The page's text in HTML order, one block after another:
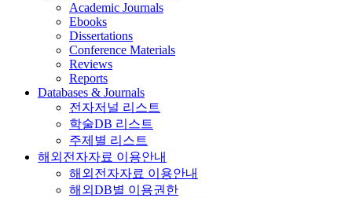
Academic Journals
Ebooks
Dissertations
Conference Materials
Reviews
Reports
Databases & Journals
전자저널 리스트
학술DB 리스트
주제별 리스트
해외전자자료 이용안내
해외전자자료 이용안내
해외DB별 이용권한